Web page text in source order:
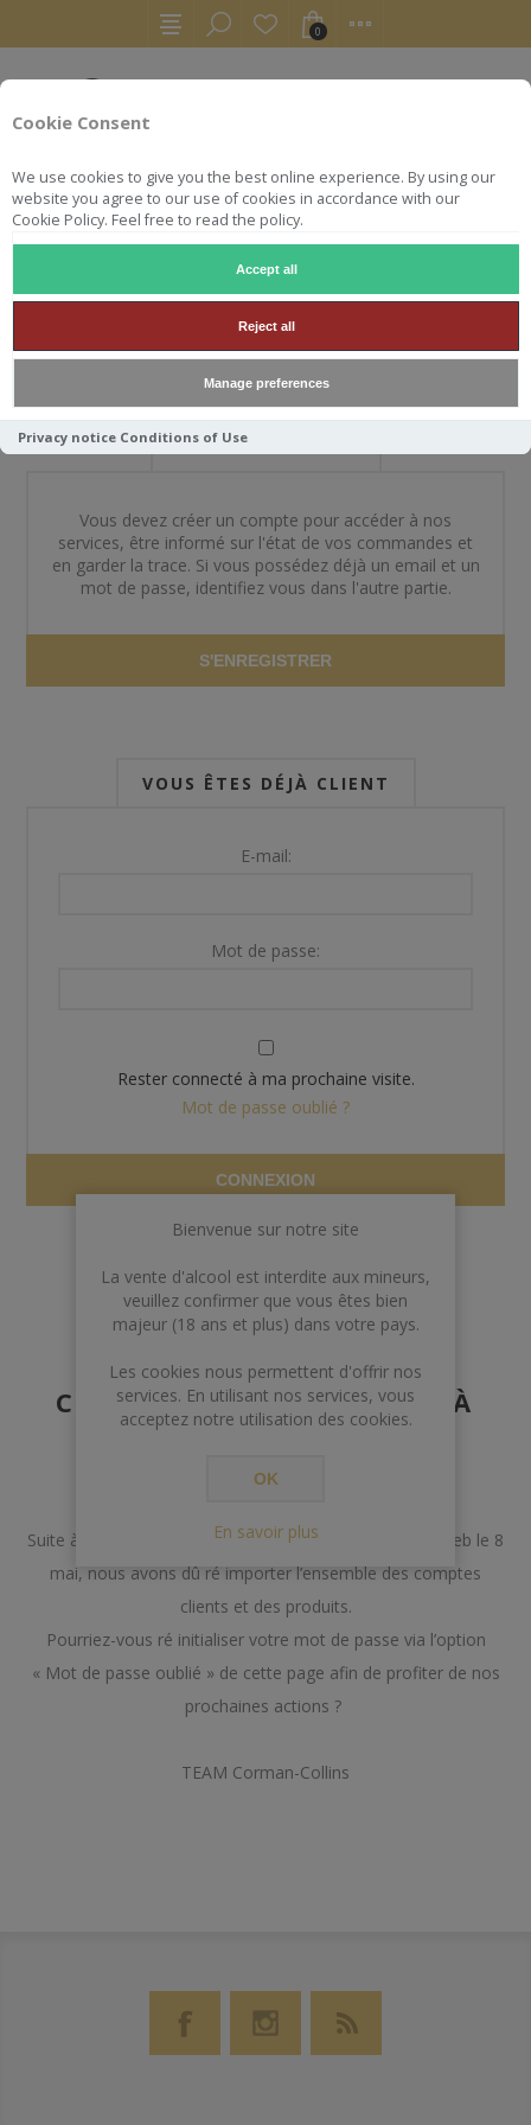
Cookie Consent
We use cookies to give you the best online experience. By using our
website you agree to our use of cookies in accordance with our
Cookie Policy. Feel free to read the policy.
Accept all
Reject all
Manage preferences
Privacy notice Conditions of Use
0
BIENVENUE DANS NOTRE
BOUTIQUE
NOUVEAU CLIENT
Vous devez créer un compte pour accéder à nos
services, être informé sur l'état de vos commandes et
en garder la trace. Si vous possédez déjà un email et un
mot de passe, identifiez vous dans l'autre partie.
S'ENREGISTRER
VOUS ÊTES DÉJÀ CLIENT
E-mail:
Mot de passe:
Rester connecté à ma prochaine visite.
Mot de passe oublié ?
CONNEXION
AVERTISSEMENT AUX
CLIENTS POSSÉDANT DÉJÀ
UN COMPTE
Suite à un incident lors de la mise à jour de notre site web le 8
mai, nous avons dû ré importer l’ensemble des comptes
clients et des produits.
Pourriez-vous ré initialiser votre mot de passe via l’option
« Mot de passe oublié » de cette page afin de profiter de nos
prochaines actions ?
TEAM Corman-Collins
Bienvenue sur notre site
La vente d'alcool est interdite aux mineurs,
veuillez confirmer que vous êtes bien
majeur (18 ans et plus) dans votre pays.
Les cookies nous permettent d'offrir nos
services. En utilisant nos services, vous
acceptez notre utilisation des cookies.
OK
En savoir plus